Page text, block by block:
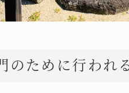
のために行われ